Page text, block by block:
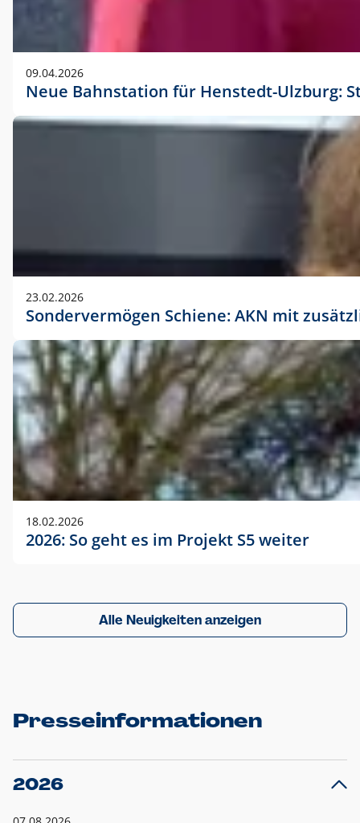
09.04.2026
Neue Bahnstation für Henstedt-Ulzburg:
23.02.2026
Sondervermögen Schiene: AKN mit
18.02.2026
2026: So geht es im Projekt S5 weiter
Alle Neuigkeiten anzeigen
Presseinformationen
2026